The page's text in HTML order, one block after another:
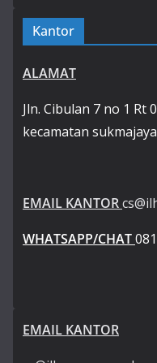
Kantor
ALAMAT
Jln. Cibulan 7 no 1 Rt
kecamatan
EMAIL KANTOR
WHATSAPP/CHAT
EMAIL KANTOR